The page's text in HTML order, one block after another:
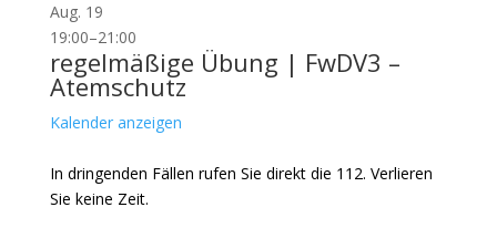
Aug. 19
19:00–21:00
regelmäßige Übung | FwDV3 –
Atemschutz
Kalender anzeigen
In dringenden Fällen rufen Sie direkt die 112. Verlieren
Sie keine Zeit.